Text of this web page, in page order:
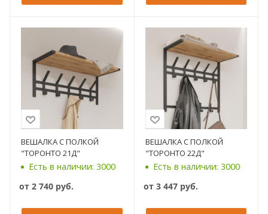
ВЕШАЛКА С ПОЛКОЙ
"ТОРОНТО 21Д"
Есть в наличии: 3000
от 2 740 руб.
ВЕШАЛКА С ПОЛКОЙ
"ТОРОНТО 22Д"
Есть в наличии: 3000
от 3 447 руб.